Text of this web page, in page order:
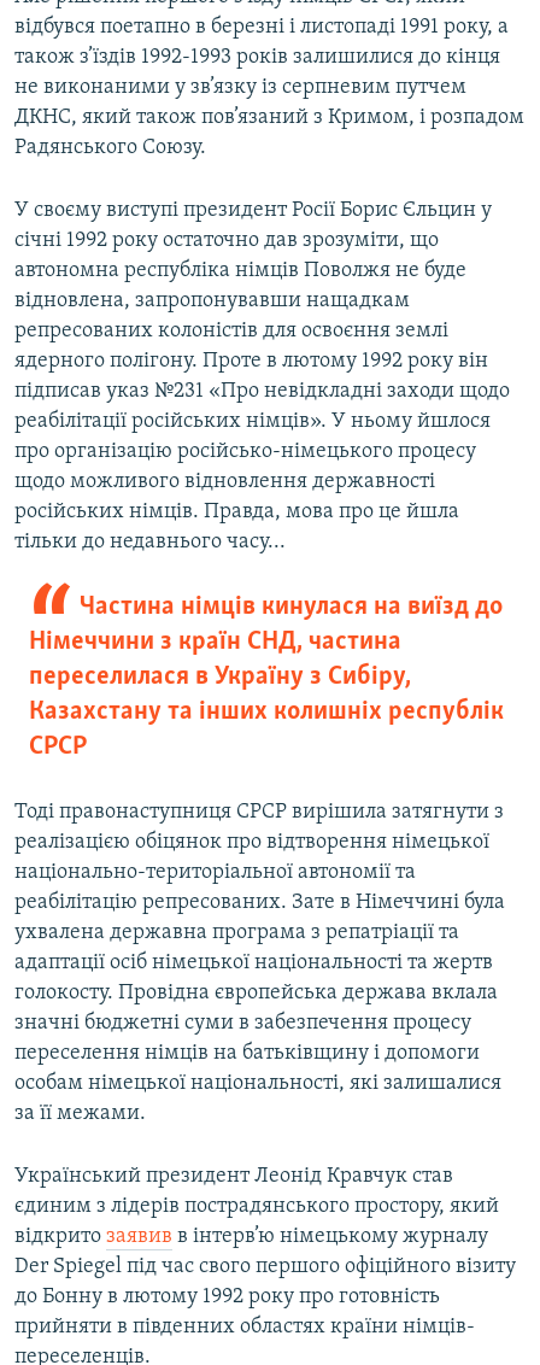
відбувся поетапно в березні і листопаді 1991 року, а
також з’їздів 1992-1993 років залишилися до кінця
не виконаними у зв’язку із серпневим путчем
ДКНС, який також пов’язаний з Кримом, і розпадом
Радянського Союзу.
У своєму виступі президент Росії Борис Єльцин у
січні 1992 року остаточно дав зрозуміти, що
автономна республіка німців Поволжя не буде
відновлена, запропонувавши нащадкам
репресованих колоністів для освоєння землі
ядерного полігону. Проте в лютому 1992 року він
підписав указ №231 «Про невідкладні заходи щодо
реабілітації російських німців». У ньому йшлося
про організацію російсько-німецького процесу
щодо можливого відновлення державності
російських німців. Правда, мова про це йшла
тільки до недавнього часу...
Частина німців кинулася на виїзд до
Німеччини з країн СНД, частина
переселилася в Україну з Сибіру,
Казахстану та інших колишніх республік
СРСР
Тоді правонаступниця СРСР вирішила затягнути з
реалізацією обіцянок про відтворення німецької
національно-територіальної автономії та
реабілітацію репресованих. Зате в Німеччині була
ухвалена державна програма з репатріації та
адаптації осіб німецької національності та жертв
голокосту. Провідна європейська держава вклала
значні бюджетні суми в забезпечення процесу
переселення німців на батьківщину і допомоги
особам німецької національності, які залишалися
за її межами.
Український президент Леонід Кравчук став
єдиним з лідерів пострадянського простору, який
відкрито заявив в інтерв’ю німецькому журналу
Der Spiegel під час свого першого офіційного візиту
до Бонну в лютому 1992 року про готовність
прийняти в південних областях країни німців-
переселенців.